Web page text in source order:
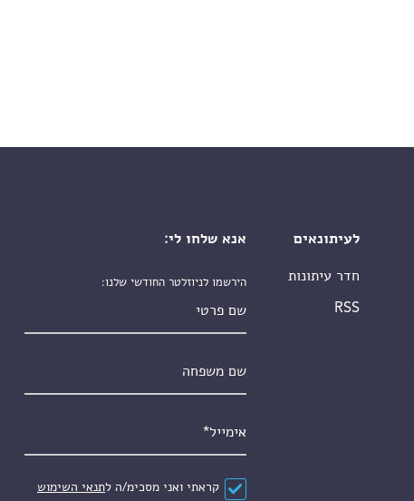
לעיתונאים
חדר עיתונות
RSS
אנא שלחו לי:
הירשמו לניוזלטר החודשי שלנו:
הסכם*
קראתי ואני מסכימ/ה לתנאי השימוש